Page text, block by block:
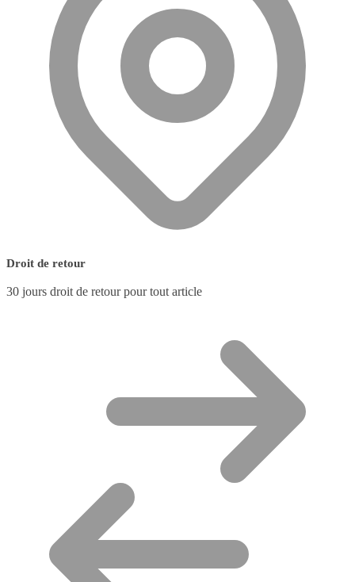
Droit de retour
30 jours droit de retour pour tout article